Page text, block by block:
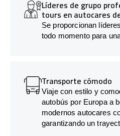
Líderes de grupo
tours en autocares
Se proporcionan
todo momento para
Transporte cómodo
Viaje con estilo y
autobús por Europa a
modernos autocares
garantizando un